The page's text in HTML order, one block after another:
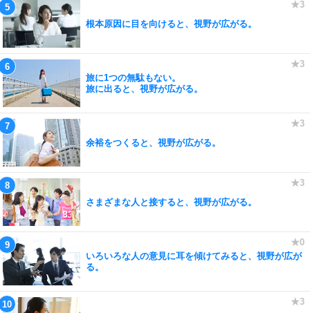
根本原因に目を向けると、視野が広がる。
旅に1つの無駄もない。
旅に出ると、視野が広がる。
余裕をつくると、視野が広がる。
さまざまな人と接すると、視野が広がる。
いろいろな人の意見に耳を傾けてみると、視野が広が
る。